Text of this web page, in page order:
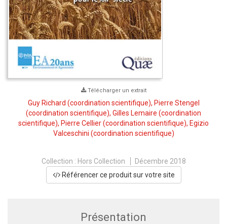
Télécharger un extrait
Guy Richard (coordination scientifique), Pierre Stengel
(coordination scientifique), Gilles Lemaire (coordination
scientifique), Pierre Cellier(coordination scientifique), Egizio
Valceschini (coordination scientifique)
Collection : Hors Collection
Décembre 2018
Référencer ce produit sur votre site
Présentation